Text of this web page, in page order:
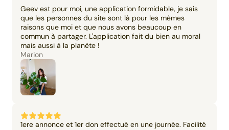
Geev est pour moi, une application formidable, je sais
que les personnes du site sont là pour les mêmes
raisons que moi et que nous avons beaucoup en
commun à partager. L'application fait du bien au moral
mais aussi à la planète !
Marion
1ere annonce et 1er don effectué en une journée. Facilité